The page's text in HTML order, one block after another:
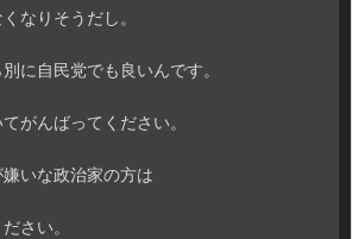
なりそうだし。
に自民党でも良いんです。
がんばってください。
いな政治家の方は
さい。